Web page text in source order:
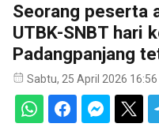
Seorang peserta
UTBK-SNBT hari
Padangpanjang
Sabtu, 25 April 2026 16:56